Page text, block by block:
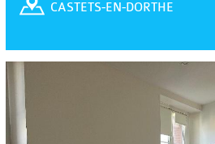
CASTETS-EN-DORTHE